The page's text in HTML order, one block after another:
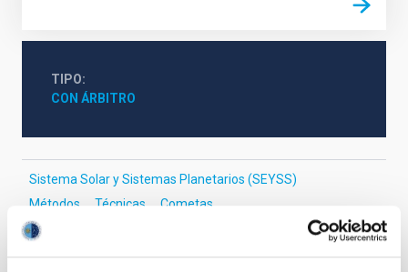
TIPO
CON ÁRBITRO
Sistema Solar y Sistemas Planetarios (SEYSS)
Métodos
Técnicas Cometas